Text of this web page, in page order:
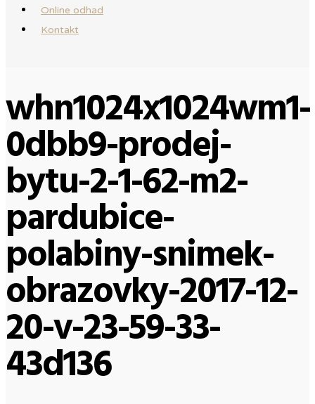
Online odhad
Kontakt
whn1024x1024wm1-
0dbb9-prodej-
bytu-2-1-62-m2-
pardubice-
polabiny-snimek-
obrazovky-2017-12-
20-v-23-59-33-
43d136